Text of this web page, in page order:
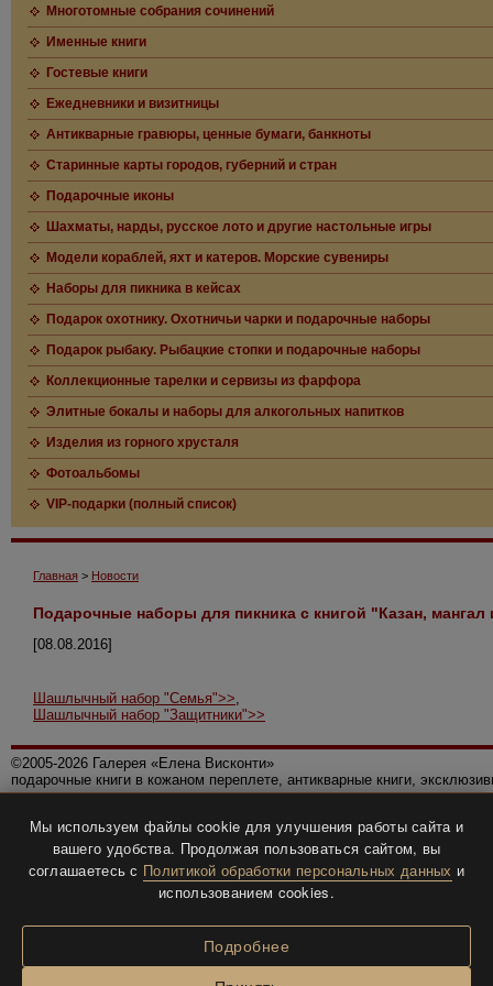
Многотомные собрания сочинений
Именные книги
Гостевые книги
Ежедневники и визитницы
Антикварные гравюры, ценные бумаги, банкноты
Старинные карты городов, губерний и стран
Подарочные иконы
Шахматы, нарды, русское лото и другие настольные игры
Модели кораблей, яхт и катеров. Морские сувениры
Наборы для пикника в кейсах
Подарок охотнику. Охотничьи чарки и подарочные наборы
Подарок рыбаку. Рыбацкие стопки и подарочные наборы
Коллекционные тарелки и сервизы из фарфора
Элитные бокалы и наборы для алкогольных напитков
Изделия из горного хрусталя
Фотоальбомы
VIP-подарки (полный список)
Главная > Новости
Подарочные наборы для пикника с книгой "Казан,
[08.08.2016]
Шашлычный набор "Семья">>,
Шашлычный набор "Защитники">>
©2005-2026 Галерея «Елена Висконти»
подарочные книги в кожаном переплете, антикварные книги,
Политика конфиденциальности
Все права защищены.
Разработка и дизайнBTV-info.
Мы используем файлы cookie для улучшения работы сайта и
вашего удобства. Продолжая пользоваться сайтом, вы
соглашаетесь с Политикой обработки персональных данных и
использованием cookies.
Подробнее